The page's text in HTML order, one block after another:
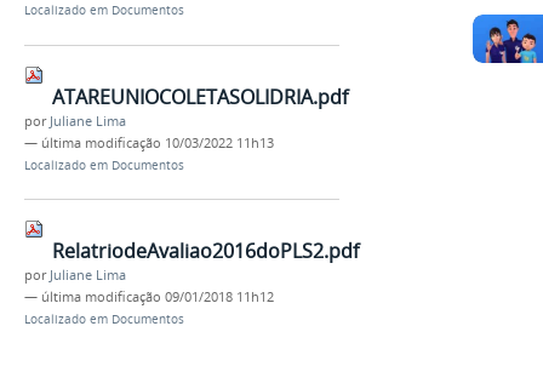
Localizado em Documentos
ATAREUNIOCOLETASOLIDRIA.pdf
por Juliane Lima
— última modificação 10/03/2022 11h13
Localizado em Documentos
RelatriodeAvaliao2016doPLS2.pdf
por Juliane Lima
— última modificação 09/01/2018 11h12
Localizado em Documentos